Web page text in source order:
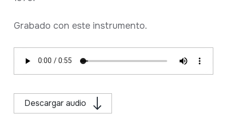
Grabado con este instrumento.
Descargar audio